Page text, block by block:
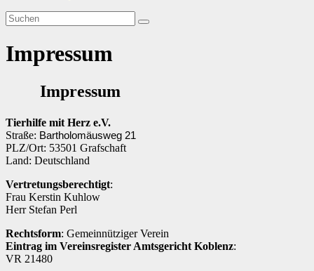
Impressum
Impressum
Tierhilfe mit Herz e.V.
Straße: Bartholomäusweg 21
PLZ/Ort: 53501 Grafschaft
Land: Deutschland
Vertretungsberechtigt:
Frau Kerstin Kuhlow
Herr Stefan Perl
Rechtsform: Gemeinnütziger Verein
Eintrag im Vereinsregister Amtsgericht Koblenz:
VR 21480